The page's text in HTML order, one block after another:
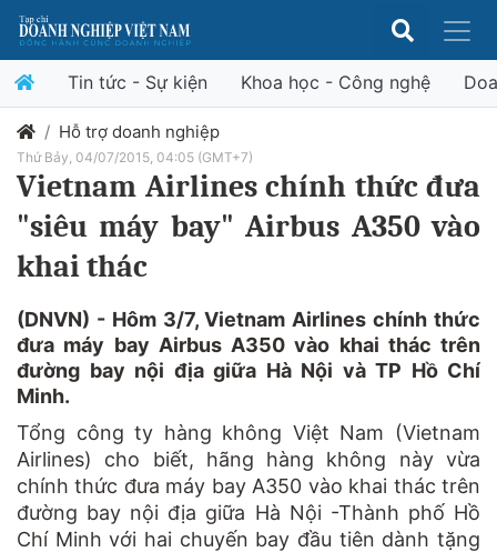
Tin tức - Sự kiện Khoa học - Công nghệ
Hỗ trợ doanh nghiệp
Thứ Bảy, 04/07/2015, 04:05 (GMT+7)
Vietnam Airlines chính thức đưa
"siêu máy bay" Airbus A350 vào
khai thác
(DNVN) - Hôm 3/7, Vietnam Airlines chính thức
đưa máy bay Airbus A350 vào khai thác trên
đường bay nội địa giữa Hà Nội và TP Hồ Chí
Minh.
Tổng công ty hàng không Việt Nam (Vietnam
Airlines) cho biết, hãng hàng không này vừa
chính thức đưa máy bay A350 vào khai thác trên
đường bay nội địa giữa Hà Nội -Thành phố Hồ
Chí Minh với hai chuyến bay đầu tiên dành tặng